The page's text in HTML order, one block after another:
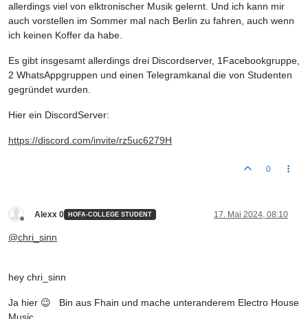
allerdings viel von elktronischer Musik gelernt. Und ich kann mir
auch vorstellen im Sommer mal nach Berlin zu fahren, auch wenn
ich keinen Koffer da habe.
Es gibt insgesamt allerdings drei Discordserver, 1Facebookgruppe,
2 WhatsAppgruppen und einen Telegramkanal die von Studenten
gegründet wurden.
Hier ein DiscordServer:
https://discord.com/invite/rz5uc6279H
0
Alexx 0 HOFA-COLLEGE STUDENT 17. Mai 2024, 08:10
@chri_sinn
hey chri_sinn
Ja hier 😉 Bin aus Fhain und mache unteranderem Electro House